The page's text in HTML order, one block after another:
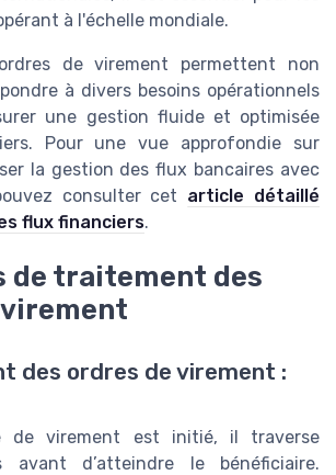
à l'échelle mondiale.
de virement permettent non
à divers besoins opérationnels
une gestion fluide et optimisée
Pour une vue approfondie sur
la gestion des flux bancaires avec
consulter cet article détaillé
flux financiers.
de traitement des
des ordres de virement :
de virement est initié, il traverse
avant d’atteindre le bénéficiaire.